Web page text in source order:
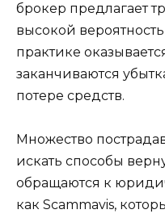
брокер предлагает
высокой
практике
заканчиваются
потере средств.
Множество
искать способы
обращаются к
как Scammavis,